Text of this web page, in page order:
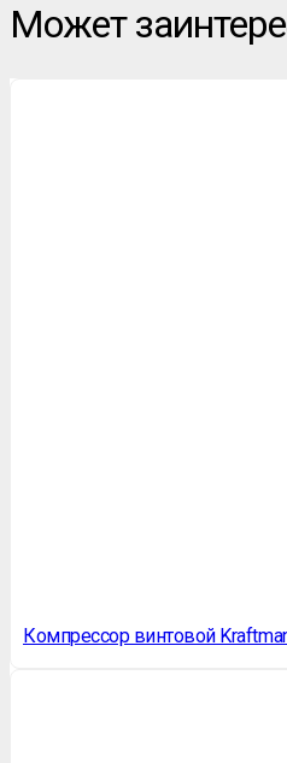
Может
Компрессор винтовой